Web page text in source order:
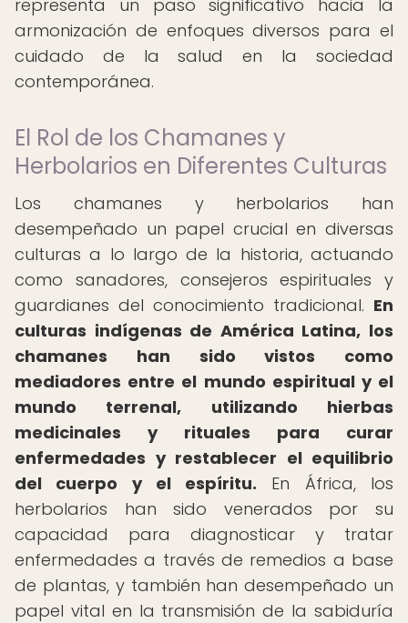
representa un paso significativo hacia la
armonización de enfoques diversos para el
cuidado de la salud en la sociedad
contemporánea.
El Rol de los Chamanes y
Herbolarios en Diferentes Culturas
Los chamanes y herbolarios han
desempeñado un papel crucial en diversas
culturas a lo largo de la historia, actuando
como sanadores, consejeros espirituales y
guardianes del conocimiento tradicional. En
culturas indígenas de América Latina, los
chamanes han sido vistos como
mediadores entre el mundo espiritual y el
mundo terrenal, utilizando hierbas
medicinales y rituales para curar
enfermedades y restablecer el equilibrio
del cuerpo y el espíritu. En África, los
herbolarios han sido venerados por su
capacidad para diagnosticar y tratar
enfermedades a través de remedios a base
de plantas, y también han desempeñado un
papel vital en la transmisión de la sabiduría